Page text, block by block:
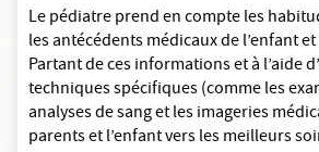
Le pédiatre prend en compte les
les antécédents médicaux de l’enfant
Partant de ces informations et à l’aide
techniques spécifiques (comme les
analyses de sang et les imageries
parents et l’enfant vers les meilleurs